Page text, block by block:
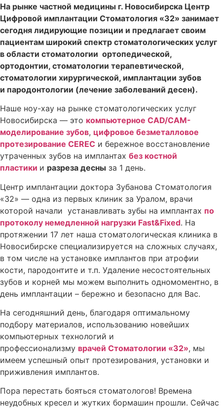
На рынке частной медицины г. Новосибирска Центр
Цифровой имплантации Стоматология «32» занимает
сегодня лидирующие позиции и предлагает своим
пациентам широкий спектр стоматологических услуг
в области стоматологии ортопедической,
ортодонтии, стоматологии терапевтической,
стоматологии хирургической, имплантации зубов
и пародонтологии (лечение заболеваний десен).
Наше ноу-хау на рынке стоматологических услуг
Новосибирска — это компьютерное CAD/CAM-
моделирование зубов, цифровое безметалловое
протезирование CEREC и бережное восстановление
утраченных зубов на имплантах без костной
пластики и разреза десны за 1 день.
Центр имплантации доктора Зубанова Стоматология
«32» — одна из первых клиник за Уралом, врачи
которой начали устанавливать зубы на имплантах по
протоколу немедленной нагрузки Fast&Fixed. На
протяжении 17 лет наша стоматологическая клиника в
Новосибирске специализируется на сложных случаях,
в том числе на установке имплантов при атрофии
кости, пародонтите и т.п. Удаление несостоятельных
зубов и корней мы можем выполнить одномоментно, в
день имплантации – бережно и безопасно для Вас.
На сегодняшний день, благодаря оптимальному
подбору материалов, использованию новейших
компьютерных технологий и
профессионализму врачей Стоматологии «32», мы
имеем успешный опыт протезирования, установки и
приживления имплантов.
Пора перестать бояться стоматологов! Времена
неудобных кресел и жутких бормашин прошли. Сейчас